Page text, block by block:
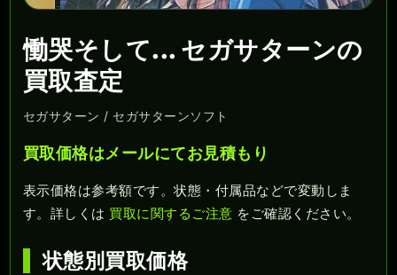
慟哭そして... セガサターンの
買取査定
セガサターン / セガサターンソフト
買取価格はメールにてお見積もり
表示価格は参考額です。状態・付属品などで変動しま
す。詳しくは 買取に関するご注意 をご確認ください。
状態別買取価格